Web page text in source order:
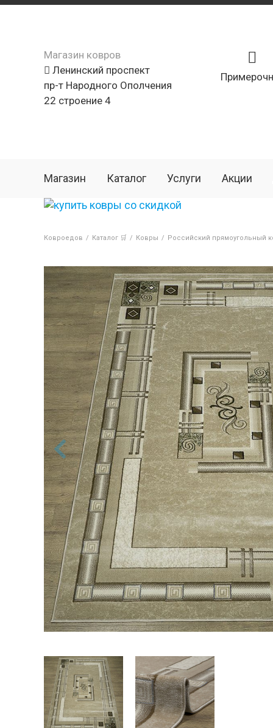
Магазин ковров
Ленинский проспект
пр-т Народного Ополчения
22 строение 4
Магазин Каталог Услуги Акции
Ковроедов / Каталог 🛒 / Ковры / Российский прямоугольный